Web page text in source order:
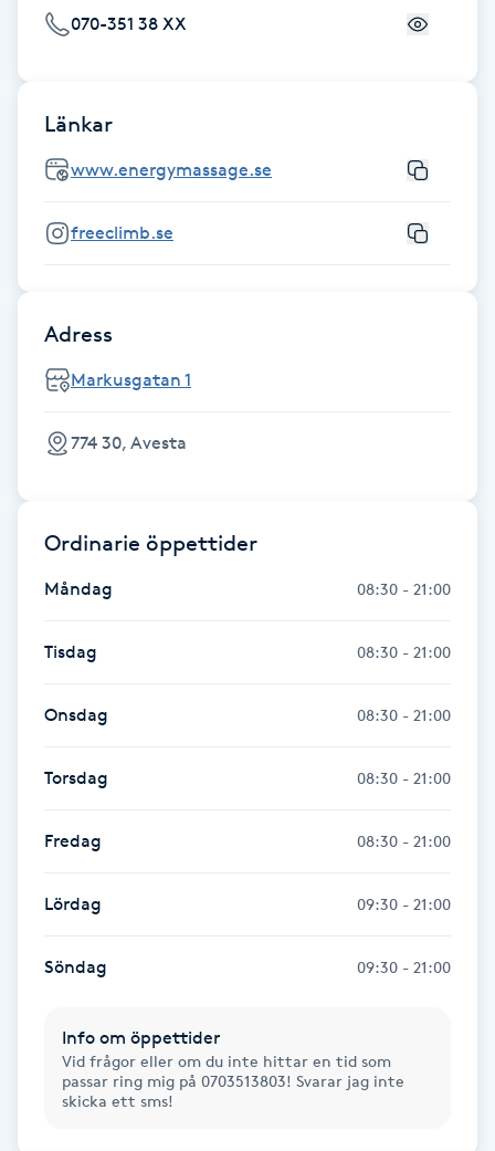
Fotsvamp
Fotvård
Fransborttagning
Fransfärgning
Fransförlängning
Fransförlängning Megavolym
Fransförlängning Volym
Fransrengöring
Frekvensterapi
Gel naglar
070-351 38 XX
Länkar
www.energymassage.se
freeclimb.se
Adress
Markusgatan 1
774 30, Avesta
Ordinarie öppettider
Måndag 08:30 - 21:00
Tisdag 08:30 - 21:00
Onsdag 08:30 - 21:00
Torsdag 08:30 - 21:00
Fredag 08:30 - 21:00
Lördag 09:30 - 21:00
Söndag 09:30 - 21:00
Info om öppettider
Vid frågor eller om du inte hittar en tid som
passar ring mig på 0703513803! Svarar jag inte
skicka ett sms!